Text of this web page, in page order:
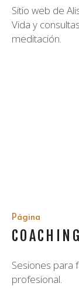
Sitio web de
Vida y
meditación.
Página
Sesiones para
profesional.